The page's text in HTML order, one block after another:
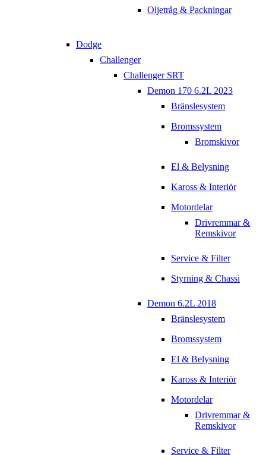
Oljetråg & Packningar
Dodge
Challenger
Challenger SRT
Demon 170 6.2L 2023
Bränslesystem
Bromssystem
Bromskivor
El & Belysning
Kaross & Interiör
Motordelar
Drivremmar &
Remskivor
Service & Filter
Styrning & Chassi
Demon 6.2L 2018
Bränslesystem
Bromssystem
El & Belysning
Kaross & Interiör
Motordelar
Drivremmar &
Remskivor
Service & Filter